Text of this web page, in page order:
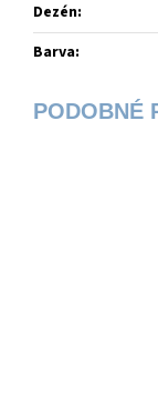
Dezén:
Barva: